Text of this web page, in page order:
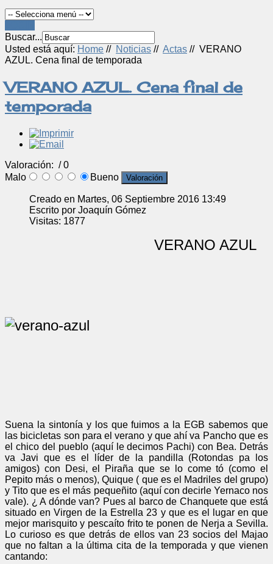
Buscar...
Usted está aquí: Home // Noticias // Actas // VERANO
AZUL. Cena final de temporada
VERANO AZUL. Cena final de
temporada
Valoración: / 0
Malo
Bueno
Creado en Martes, 06 Septiembre 2016 13:49
Escrito por Joaquín Gómez
Visitas: 1877
VERANO AZUL
Suena la sintonía y los que fuimos a la EGB sabemos que
las bicicletas son para el verano y que ahí va Pancho que es
el chico del pueblo (aquí le decimos Pachi) con Bea. Detrás
va Javi que es el líder de la pandilla (Rotondas pa los
amigos) con Desi, el Piraña que se lo come tó (como el
Pepito más o menos), Quique ( que es el Madriles del grupo)
y Tito que es el más pequeñito (aquí con decirle Yernaco nos
vale). ¿ A dónde van? Pues al barco de Chanquete que está
situado en Virgen de la Estrella 23 y que es el lugar en que
mejor marisquito y pescaíto frito te ponen de Nerja a Sevilla.
Lo curioso es que detrás de ellos van 23 socios del Majao
que no faltan a la última cita de la temporada y que vienen
cantando: